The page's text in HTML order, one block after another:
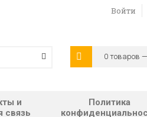
Войти
0 товаров
и
связь
Политика